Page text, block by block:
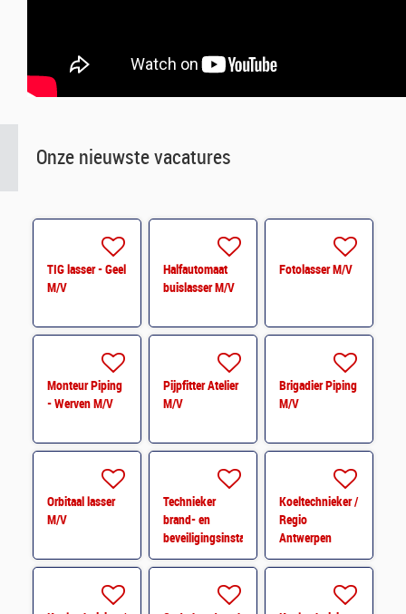
Onze nieuwste vacatures
TIG lasser - Geel
M/V
Halfautomaat
buislasser M/V
Fotolasser M/V
Monteur Piping
- Werven M/V
Pijpfitter Atelier
M/V
Brigadier Piping
M/V
Orbitaal lasser
M/V
Technieker
brand- en
beveiligingsinstallaties
Koeltechnieker /
Regio
Antwerpen